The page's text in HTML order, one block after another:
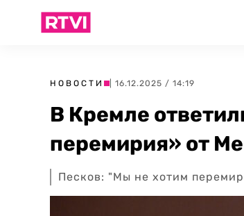
НОВОСТИ | 16.12.2025 / 14:19
В Кремле
перемирия» от
Песков: "Мы не хотим